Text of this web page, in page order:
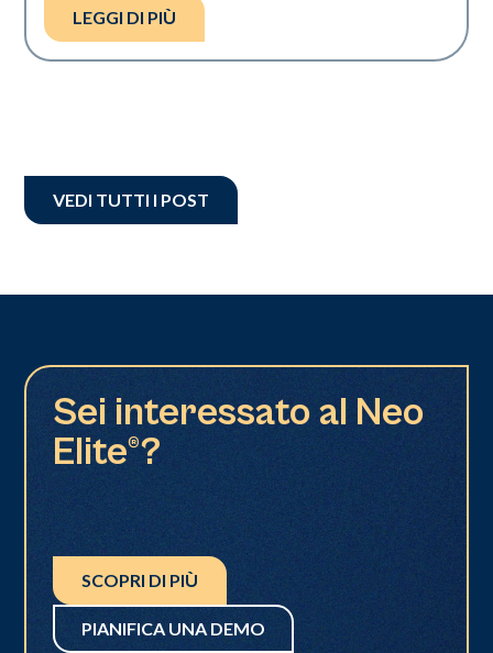
LEGGI DI PIÙ
VEDI TUTTI I POST
Sei interessato al Neo
Elite®?
SCOPRI DI PIÙ
PIANIFICA UNA DEMO